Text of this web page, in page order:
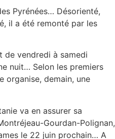
Pyrénées… Désorienté,
il a été remonté par les
de vendredi à samedi
nuit… Selon les premiers
organise, demain, une
va en assurer sa
Gourdan-Polignan,
le 22 juin prochain… A